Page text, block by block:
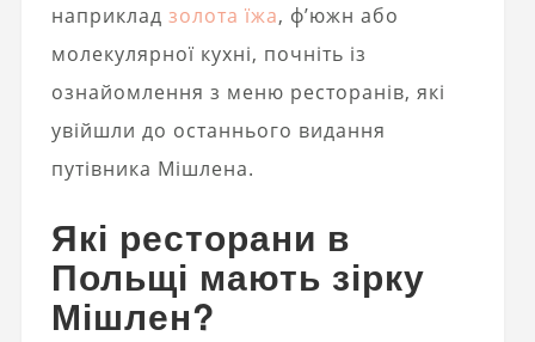
наприклад золота їжа, ф’южн або
молекулярної кухні, почніть із
ознайомлення з меню ресторанів, які
увійшли до останнього видання
путівника Мішлена.
Які ресторани в
Польщі мають зірку
Мішлен?